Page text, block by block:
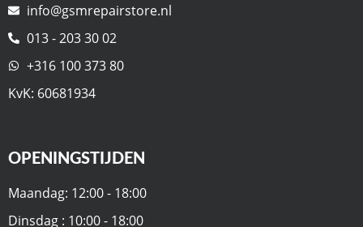
info@gsmrepairstore.nl
013 - 203 30 02
+316 100 373 80
KvK: 60681934
OPENINGSTIJDEN
Maandag: 12:00 - 18:00
Dinsdag : 10:00 - 18:00